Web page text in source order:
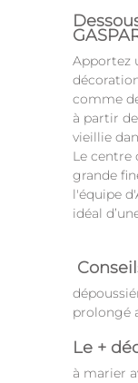
Apportez
comme
à partir
vieillie
Le centre
grande
l'équipe
idéal
prolongé
Le +
à marier